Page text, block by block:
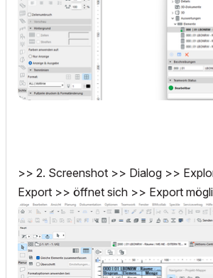
>> 2. Screenshot >> Dialog >>
Export >> öffnet sich >> Export